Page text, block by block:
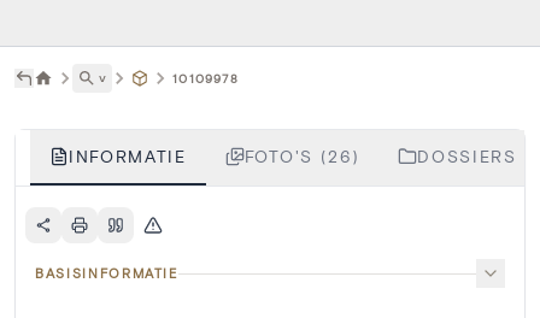
˅ 10109978
INFORMATIE FOTO'S (26) DOSSIERS
BASISINFORMATIE